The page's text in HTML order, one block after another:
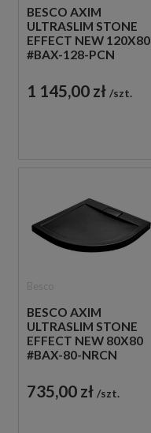
BESCO AXIM
ULTRASLIM STONE
EFFECT NEW 120X80
#BAX-128-PCN
KOMPOZYTOWY
PROSTOKĄTNY
1 145,00 zł szt.
BESCO AXIM
ULTRASLIM STONE
EFFECT NEW 80X80
#BAX-80-NRCN
KOMPOZYTOWY
PÓŁOKRĄGŁY
735,00 zł szt.